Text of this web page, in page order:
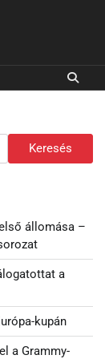
Keresés
állomása –
a
kupán
a Grammy-